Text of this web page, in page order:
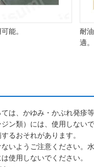
能。
耐
適。
は、かゆみ・かぶれ発
ン類）には、使用しない
るおそれがあります。
いようご注意ください。
使用しないでください。